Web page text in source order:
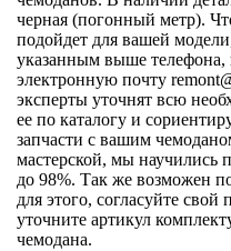
черная (погонный метр).
подойдет для вашей
указанным выше
электронную почту
эксперты уточнят всю
ее по каталогу и
запчасти с вашим
мастерской, мы научились
до 98%. Так же возможен
для этого, согласуйте
уточните артикул
чемодана.